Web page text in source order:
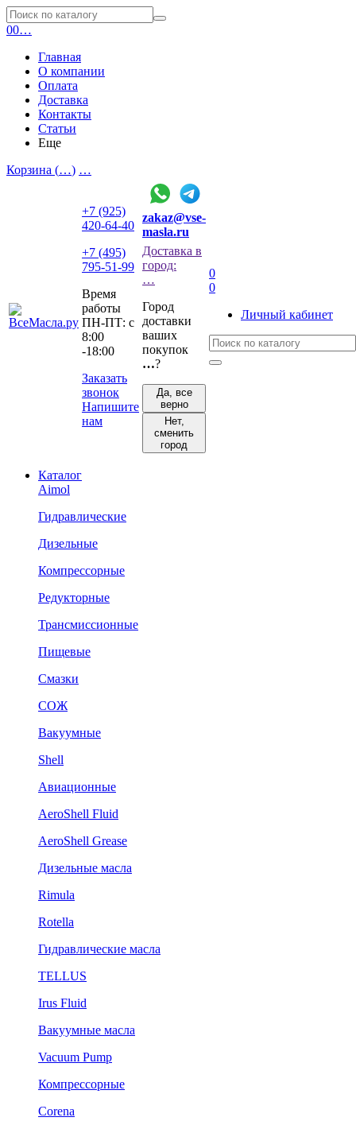
00…
Главная
О компании
Оплата
Доставка
Контакты
Статьи
Еще
Корзина (…) …
+7 (925)
420-64-40
+7 (495)
795-51-99
Время
работы
ПН-ПТ: с
8:00
-18:00
Заказать
звонок
Напишите
нам
zakaz@vse-
masla.ru
Доставка в
город:
…
Город
доставки
ваших
покупок
…?
Да, все
верно
Нет,
сменить
город
0
0
Личный кабинет
Каталог
Aimol
Гидравлические
Дизельные
Компрессорные
Редукторные
Трансмиссионные
Пищевые
Смазки
СОЖ
Вакуумные
Shell
Авиационные
AeroShell Fluid
AeroShell Grease
Дизельные масла
Rimula
Rotella
Гидравлические масла
TELLUS
Irus Fluid
Вакуумные масла
Vacuum Pump
Компрессорные
Corena